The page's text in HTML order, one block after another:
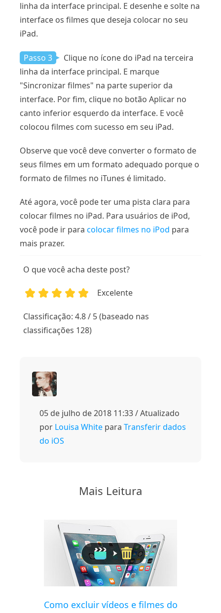
linha da interface principal. E desenhe e solte na
interface os filmes que deseja colocar no seu
iPad.
Passo 3
Clique no ícone do iPad na terceira
linha da interface principal. E marque
"Sincronizar filmes" na parte superior da
interface. Por fim, clique no botão Aplicar no
canto inferior esquerdo da interface. E você
colocou filmes com sucesso em seu iPad.
Observe que você deve converter o formato de
seus filmes em um formato adequado porque o
formato de filmes no iTunes é limitado.
Até agora, você pode ter uma pista clara para
colocar filmes no iPad. Para usuários de iPod,
você pode ir para colocar filmes no iPod para
mais prazer.
O que você acha deste post?
Excelente
Classificação: 4.8 / 5 (baseado nas
classificações 128)
05 de julho de 2018 11:33 / Atualizado
por Louisa White para Transferir dados
do iOS
Mais Leitura
Como excluir vídeos e filmes do